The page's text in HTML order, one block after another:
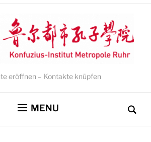
eröffnen – Kontakte knüpfen
MENU